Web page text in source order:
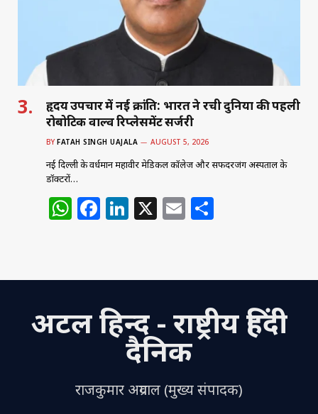
k
हृदय उपचार में नई क्रांति: भारत ने रची दुनिया की पहली
रोबोटिक वाल्व रिप्लेसमेंट सर्जरी
BY FATAH SINGH UAJALA AUGUST 5, 2026
नई दिल्ली के वर्धमान महावीर मेडिकल कॉलेज और सफदरजंग अस्पताल के
डॉक्टरों…
W
s
p
p
F
e
o
o
Li
e
n
X E
l e
अटल हिन्द - राष्ट्रीय हिंदी
दैनिक
राजकुमार अग्रवाल (मुख्य संपादक)